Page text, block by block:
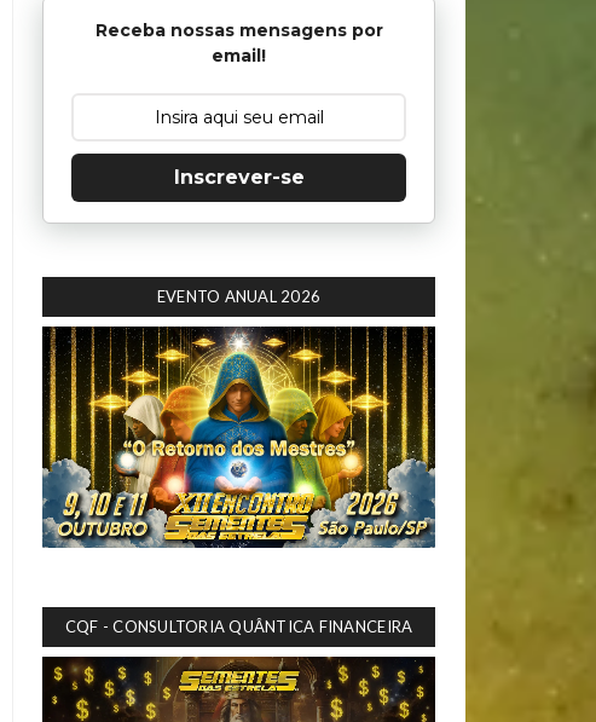
Receba nossas mensagens por
email!
Inscrever-se
EVENTO ANUAL 2026
CQF - CONSULTORIA QUÂNTICA FINANCEIRA